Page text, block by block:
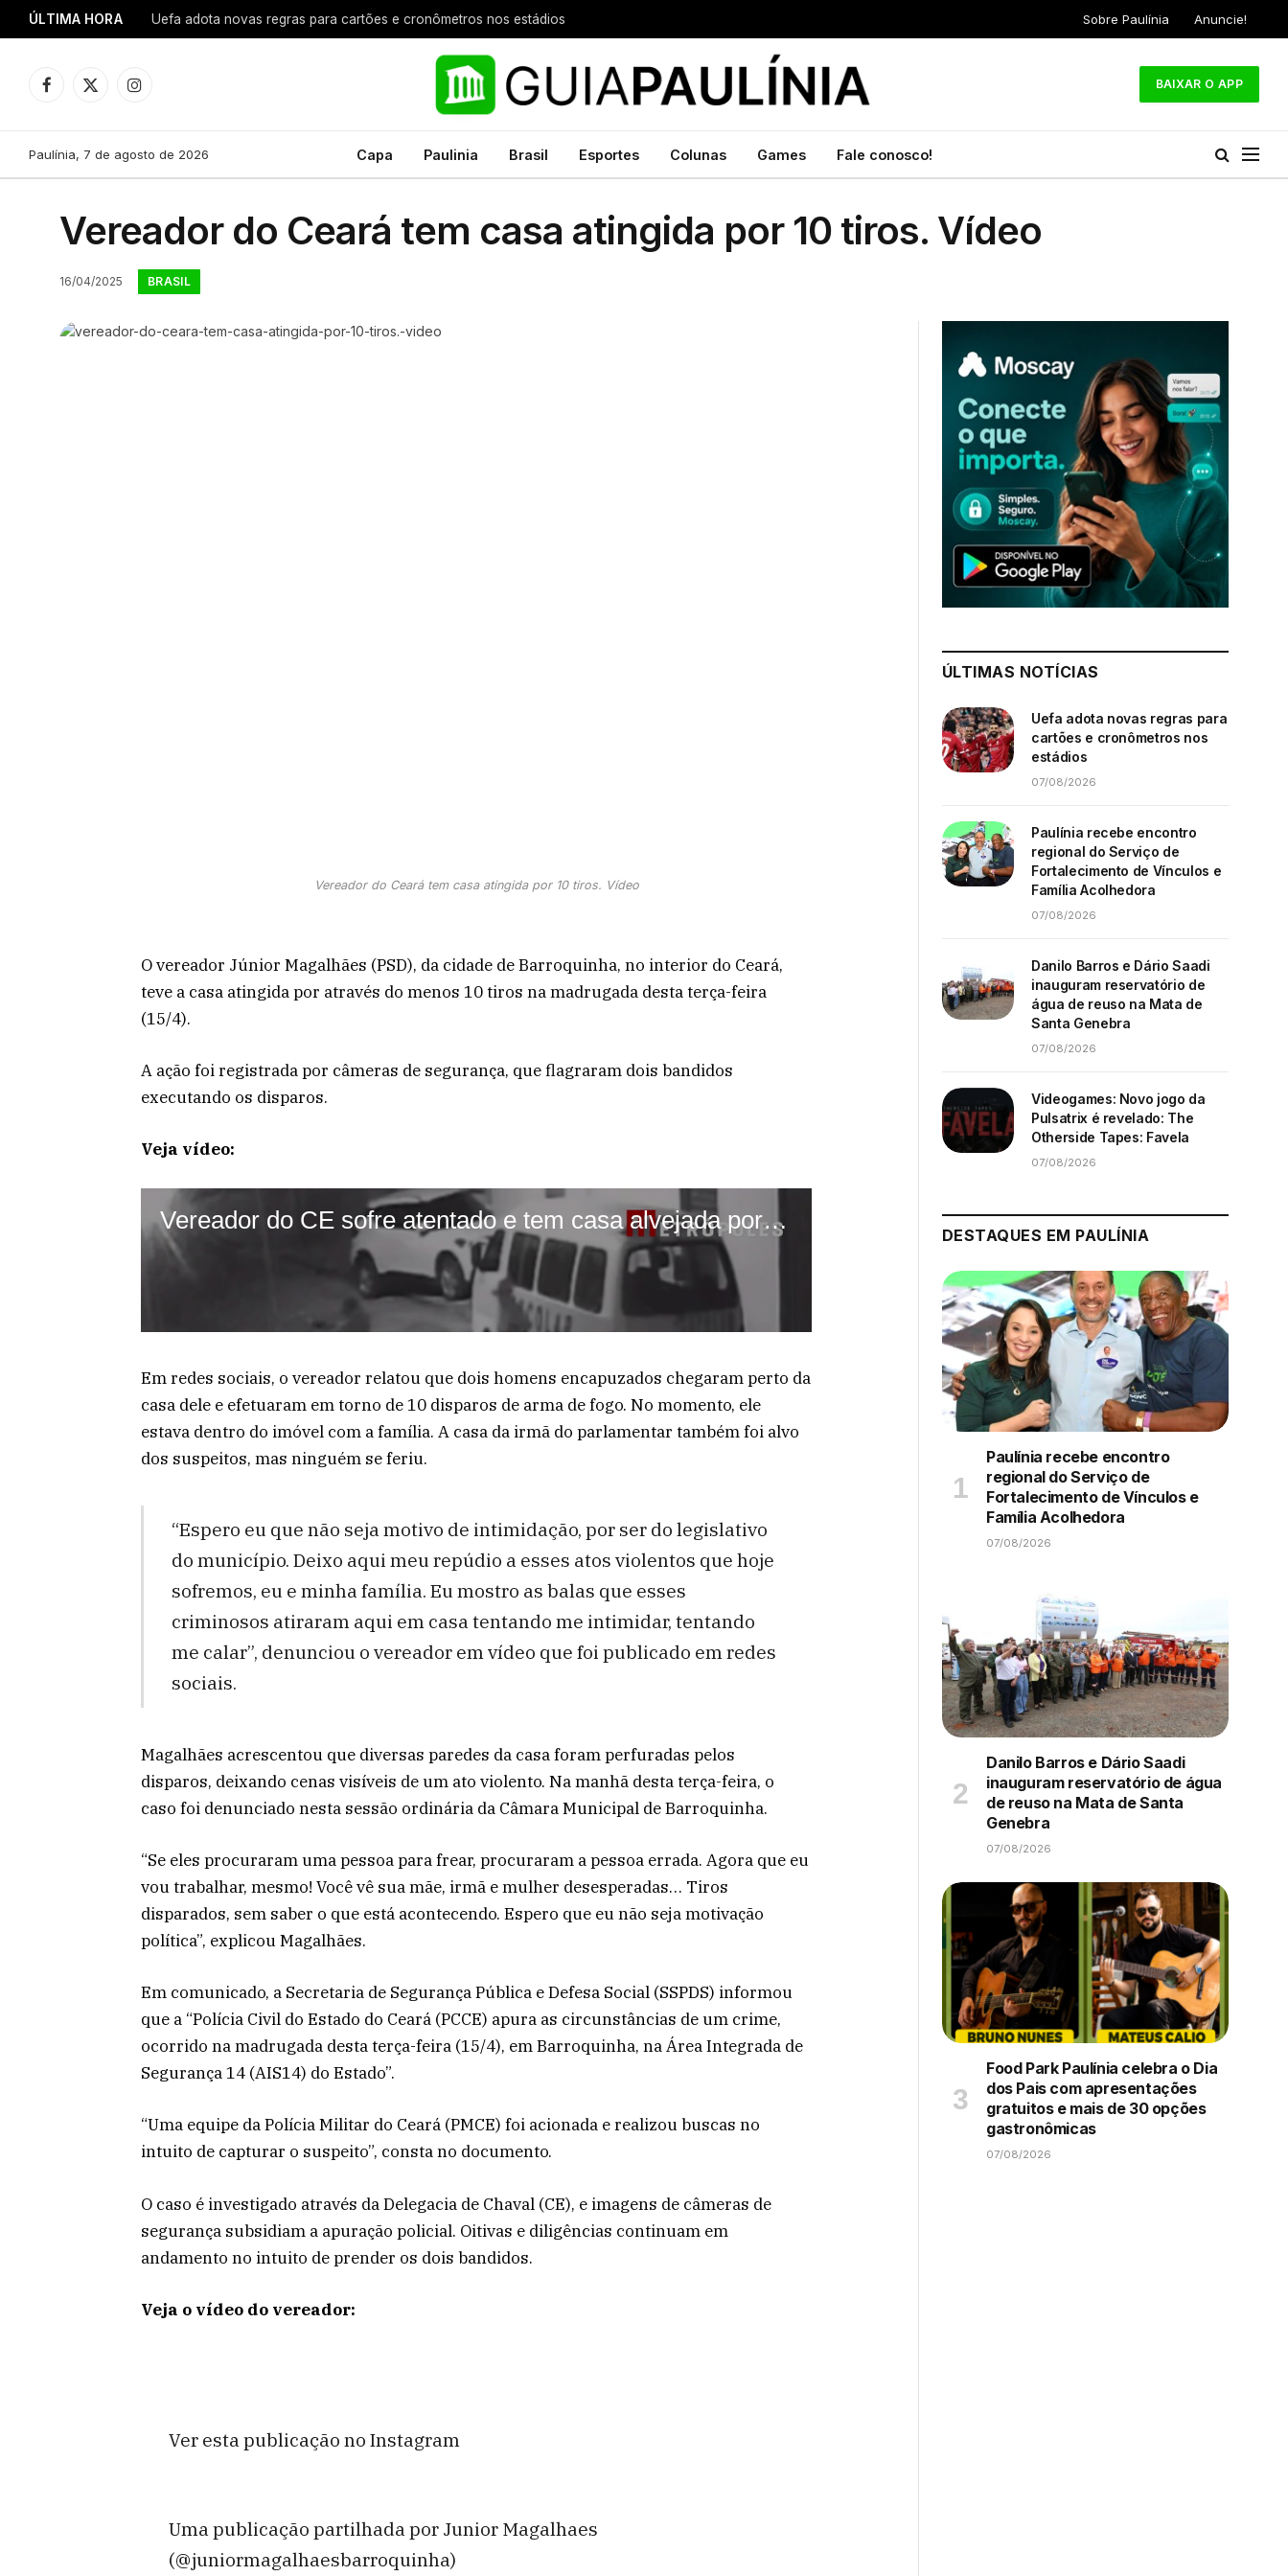
ÚLTIMA HORA Uefa adota novas regras para cartões e cronômetros nos estádios Sobre Paulínia Anuncie!
Facebook
X
Instagram
BAIXAR O APP
Paulínia, 7 de agosto de 2026 Capa Paulinia Brasil Esportes Colunas Games Fale conosco!
Vereador do Ceará tem casa atingida por 10 tiros. Vídeo
16/04/2025 BRASIL
Vereador do Ceará tem casa atingida por 10 tiros. Vídeo
O vereador Júnior Magalhães (PSD), da cidade de Barroquinha, no interior do Ceará,
teve a casa atingida por através do menos 10 tiros na madrugada desta terça-feira
(15/4).
A ação foi registrada por câmeras de segurança, que flagraram dois bandidos
executando os disparos.
Veja vídeo:
Em redes sociais, o vereador relatou que dois homens encapuzados chegaram perto da
casa dele e efetuaram em torno de 10 disparos de arma de fogo. No momento, ele
estava dentro do imóvel com a família. A casa da irmã do parlamentar também foi alvo
dos suspeitos, mas ninguém se feriu.
“Espero eu que não seja motivo de intimidação, por ser do legislativo
do município. Deixo aqui meu repúdio a esses atos violentos que hoje
sofremos, eu e minha família. Eu mostro as balas que esses
criminosos atiraram aqui em casa tentando me intimidar, tentando
me calar”, denunciou o vereador em vídeo que foi publicado em redes
sociais.
Magalhães acrescentou que diversas paredes da casa foram perfuradas pelos
disparos, deixando cenas visíveis de um ato violento. Na manhã desta terça-feira, o
caso foi denunciado nesta sessão ordinária da Câmara Municipal de Barroquinha.
“Se eles procuraram uma pessoa para frear, procuraram a pessoa errada. Agora que eu
vou trabalhar, mesmo! Você vê sua mãe, irmã e mulher desesperadas… Tiros
disparados, sem saber o que está acontecendo. Espero que eu não seja motivação
política”, explicou Magalhães.
Em comunicado, a Secretaria de Segurança Pública e Defesa Social (SSPDS) informou
que a “Polícia Civil do Estado do Ceará (PCCE) apura as circunstâncias de um crime,
ocorrido na madrugada desta terça-feira (15/4), em Barroquinha, na Área Integrada de
Segurança 14 (AIS14) do Estado”.
“Uma equipe da Polícia Militar do Ceará (PMCE) foi acionada e realizou buscas no
intuito de capturar o suspeito”, consta no documento.
O caso é investigado através da Delegacia de Chaval (CE), e imagens de câmeras de
segurança subsidiam a apuração policial. Oitivas e diligências continuam em
andamento no intuito de prender os dois bandidos.
Veja o vídeo do vereador:
Ver esta publicação no Instagram
Uma publicação partilhada por Junior Magalhaes
(@juniormagalhaesbarroquinha)
ÚLTIMAS NOTÍCIAS
Uefa adota novas regras para
cartões e cronômetros nos
estádios
07/08/2026
Paulínia recebe encontro
regional do Serviço de
Fortalecimento de Vínculos e
Família Acolhedora
07/08/2026
Danilo Barros e Dário Saadi
inauguram reservatório de
água de reuso na Mata de
Santa Genebra
07/08/2026
Videogames: Novo jogo da
Pulsatrix é revelado: The
Otherside Tapes: Favela
07/08/2026
DESTAQUES EM PAULÍNIA
Paulínia recebe encontro
regional do Serviço de
Fortalecimento de Vínculos e
Família Acolhedora
07/08/2026
Danilo Barros e Dário Saadi
inauguram reservatório de água
de reuso na Mata de Santa
Genebra
07/08/2026
Food Park Paulínia celebra o Dia
dos Pais com apresentações
gratuitos e mais de 30 opções
gastronômicas
07/08/2026